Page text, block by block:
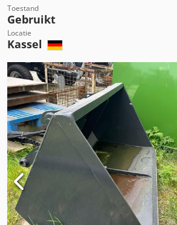
Toestand
Gebruikt
Locatie
Kassel